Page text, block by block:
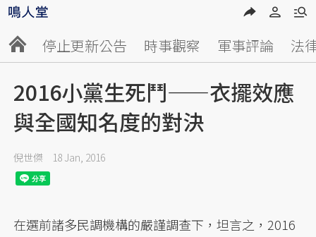
停止更新公告 時事觀察 軍事評論 法
2016小黨生死鬥——衣擺效應
與全國知名度的對決
倪世傑 18 Jan, 2016
在選前諸多民調機構的嚴謹調查下，坦言之，2016